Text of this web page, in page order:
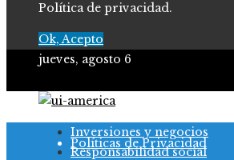
Política de privacidad.
Ok, Acepto
jueves, agosto 6
Quiénes somos
Políticas de Privacidad
Inversiones y negocios
Responsabilidad social